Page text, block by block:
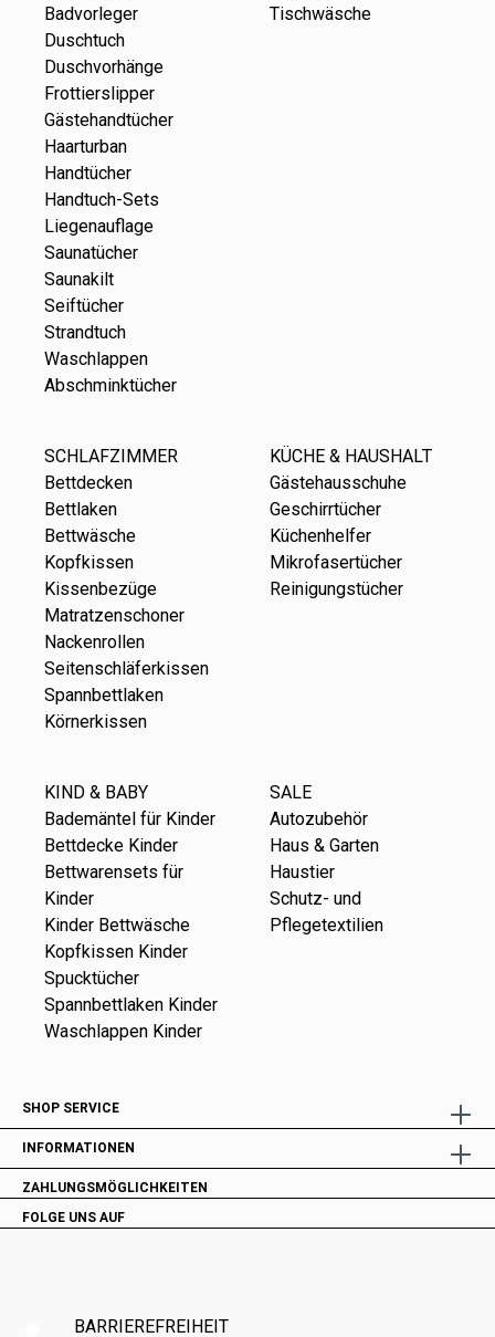
Badvorleger
Duschtuch
Duschvorhänge
Frottierslipper
Gästehandtücher
Haarturban
Handtücher
Handtuch-Sets
Liegenauflage
Saunatücher
Saunakilt
Seiftücher
Strandtuch
Waschlappen
Abschminktücher
Tischwäsche
SCHLAFZIMMER
Bettdecken
Bettlaken
Bettwäsche
Kopfkissen
Kissenbezüge
Matratzenschoner
Nackenrollen
Seitenschläferkissen
Spannbettlaken
Körnerkissen
KÜCHE & HAUSHALT
Gästehausschuhe
Geschirrtücher
Küchenhelfer
Mikrofasertücher
Reinigungstücher
KIND & BABY
Bademäntel für Kinder
Bettdecke Kinder
Bettwarensets für
Kinder
Kinder Bettwäsche
Kopfkissen Kinder
Spucktücher
Spannbettlaken Kinder
Waschlappen Kinder
SALE
Autozubehör
Haus & Garten
Haustier
Schutz- und
Pflegetextilien
SHOP SERVICE
INFORMATIONEN
ZAHLUNGSMÖGLICHKEITEN
FOLGE UNS AUF
BARRIEREFREIHEIT